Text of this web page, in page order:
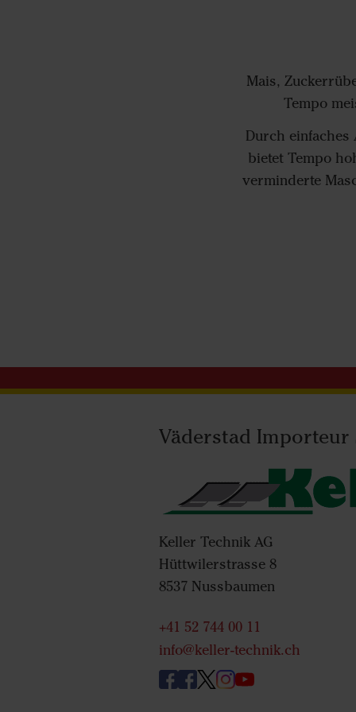
Mais,
Tempo
Durch
bietet Tempo
verminderte
Väderstad Importeur
Keller Technik AG
Hüttwilerstrasse 8
8537 Nussbaumen
+41 52 744 00 11
info@keller-technik.ch